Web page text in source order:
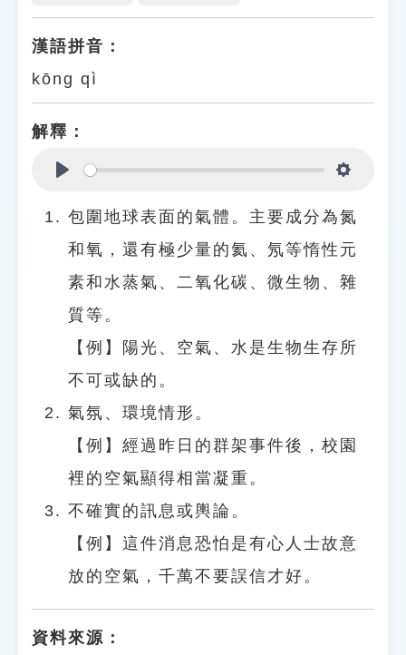
貓頭鷹博士
漢語拼音：
kōng qì
解釋：
包圍地球表面的氣體。主要成分為氮
和氧，還有極少量的氦、氖等惰性元
素和水蒸氣、二氧化碳、微生物、雜
質等。
【例】陽光、空氣、水是生物生存所
不可或缺的。
氣氛、環境情形。
【例】經過昨日的群架事件後，校園
裡的空氣顯得相當凝重。
不確實的訊息或輿論。
【例】這件消息恐怕是有心人士故意
放的空氣，千萬不要誤信才好。
資料來源：